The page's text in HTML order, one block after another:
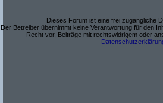
Dieses Forum ist eine frei zugängliche
Der Betreiber übernimmt keine Verantwortung für den
Recht vor, Beiträge mit rechtswidrigem oder